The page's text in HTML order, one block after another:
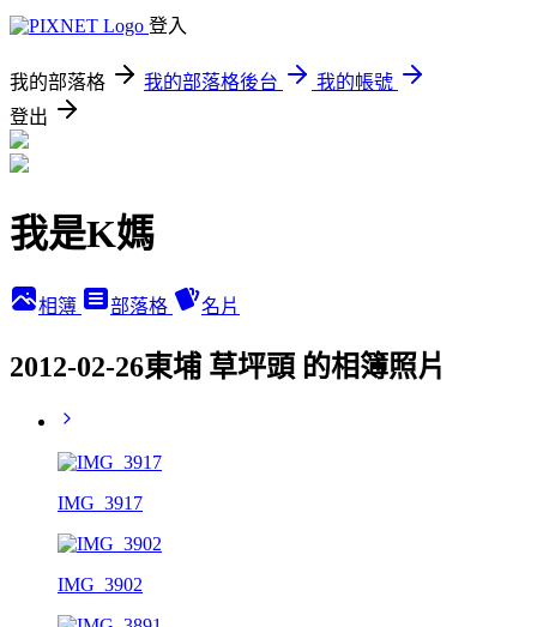
登入
我的部落格 我的部落格後台
我的帳號
登出
我是K媽
相簿 部落格 名片
2012-02-26東埔 草坪頭 的相簿照片
IMG_3917
IMG_3902